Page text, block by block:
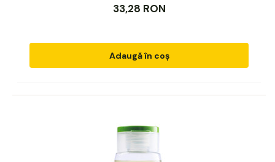
33,28 RON
Adaugă în coș